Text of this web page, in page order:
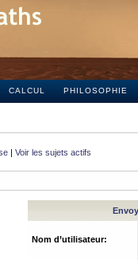
CALCUL PHILOSOPHIE
| Voir les sujets actifs
Nom d’utilisateur: